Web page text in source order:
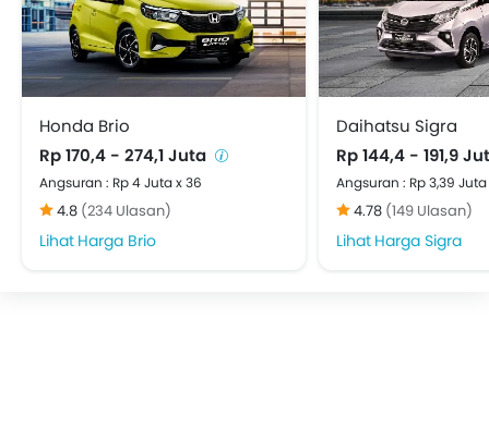
Honda Brio
Rp 170,4 - 274,1 Juta
Angsuran : Rp 4 Juta x 36
4.8 (234 Ulasan)
Harga Brio
Daihatsu Sigra
Rp 144,4 - 191,9
Angsuran : Rp 3,39
4.78 (149 Ulasan)
Harga Sigra